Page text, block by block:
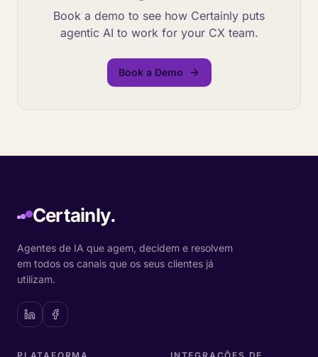
Book a demo to see how Certainly puts
agentic AI to work for your CX team.
Book a Demo
Certainly.
Agentes de IA que agem, decidem e resolvem
em todos os canais que os seus clientes já
utilizam.